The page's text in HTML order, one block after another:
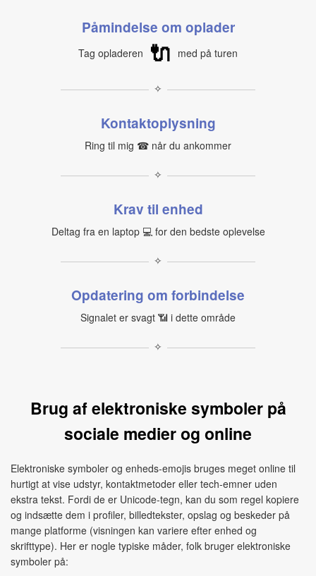
Påmindelse om oplader
Tag opladeren 🔌 med på turen
✧
Kontaktoplysning
Ring til mig ☎ når du ankommer
✧
Krav til enhed
Deltag fra en laptop 💻 for den bedste oplevelse
✧
Opdatering om forbindelse
Signalet er svagt 📶 i dette område
✧
Brug af elektroniske symboler på
sociale medier og online
Elektroniske symboler og enheds‑emojis bruges meget online til
hurtigt at vise udstyr, kontaktmetoder eller tech‑emner uden
ekstra tekst. Fordi de er Unicode‑tegn, kan du som regel kopiere
og indsætte dem i profiler, billedtekster, opslag og beskeder på
mange platforme (visningen kan variere efter enhed og
skrifttype). Her er nogle typiske måder, folk bruger elektroniske
symboler på: